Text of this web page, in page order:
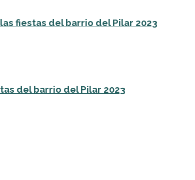
fiestas del barrio del Pilar 2023
del barrio del Pilar 2023